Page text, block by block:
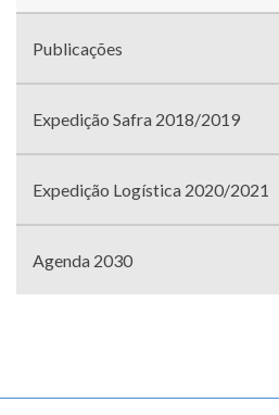
Publicações
Expedição Safra 2018/2019
Expedição Logística 2020/2021
Agenda 2030